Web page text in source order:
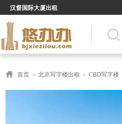
汉督国际大厦出租
首页 » 北京写字楼出租 » CBD写字楼